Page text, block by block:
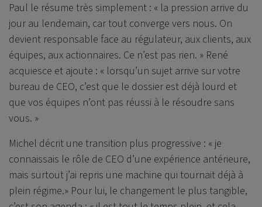
Paul le résume très simplement : « la pression arrive du
jour au lendemain, car tout converge vers nous. On
devient responsable face au régulateur, aux clients, aux
équipes, aux actionnaires. Ce n’est pas rien. » René
acquiesce et ajoute : « lorsqu’un sujet arrive sur votre
bureau de CEO, c’est que le dossier est déjà lourd et
que vos équipes n’ont pas réussi à le résoudre sans
vous. »
Michel décrit une transition plus progressive : « je
connaissais le rôle de CEO d’une expérience antérieure,
mais surtout j’ai repris une machine qui tournait déjà à
plein régime.» Pour lui, le changement le plus tangible,